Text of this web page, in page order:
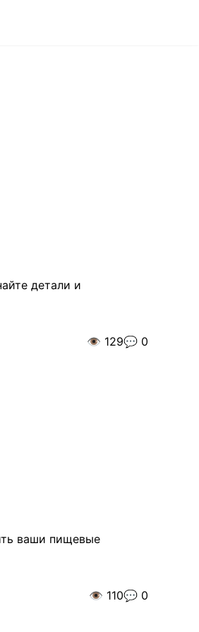
детали и
👁️ 129💬 0
ваши пищевые
👁️ 110💬 0